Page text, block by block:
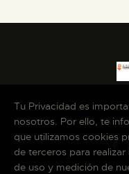
Tu Privacidad es
nosotros. Por ello, te
que utilizamos cookies
de terceros para realizar
de uso y medición de